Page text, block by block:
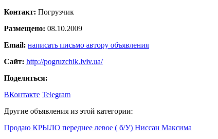
Контакт: Погрузчик
Размещено: 08.10.2009
Email: написать письмо автору объявления
Сайт: http://pogruzchik.lviv.ua/
Поделиться:
ВКонтакте Telegram
Другие объявления из этой категории:
Продаю КРЫЛО переднее левое ( б/У) Ниссан Максима